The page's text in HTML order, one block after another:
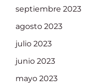
septiembre 2023
agosto 2023
julio 2023
junio 2023
mayo 2023